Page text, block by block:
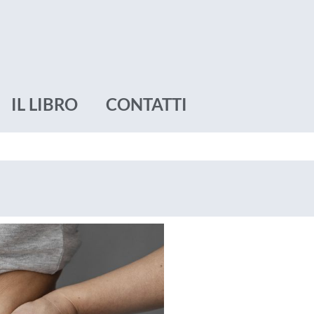
IL LIBRO CONTATTI